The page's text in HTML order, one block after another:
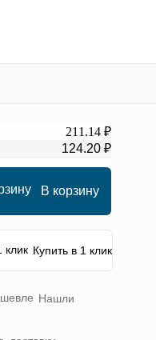
211.14 ₽
124.20 ₽
В корзину
Купить в 1 клик
Нашли